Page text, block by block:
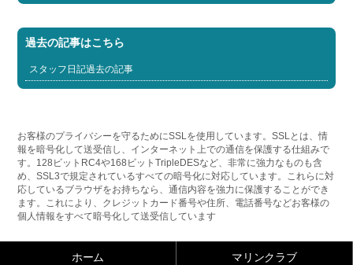
過去の記事はこちら
スタッフ日記過去の記事
お客様のプライバシーを守るためにSSLを使用しています。SSLとは、情
報を暗号化して送受信し、インターネット上での通信を保護する仕組みで
す。128ビットRC4や168ビットTripleDESなど、非常に強力なものも含
め、SSL3で規定されているすべての暗号化に対応しています。これらに対
応しているブラウザをお持ちなら、通信内容を強力に保護することができ
ます。これにより、クレジットカード番号や住所、電話番号などお客様の
個人情報をすべて暗号化して送受信しています
ホーム マリンクラブ